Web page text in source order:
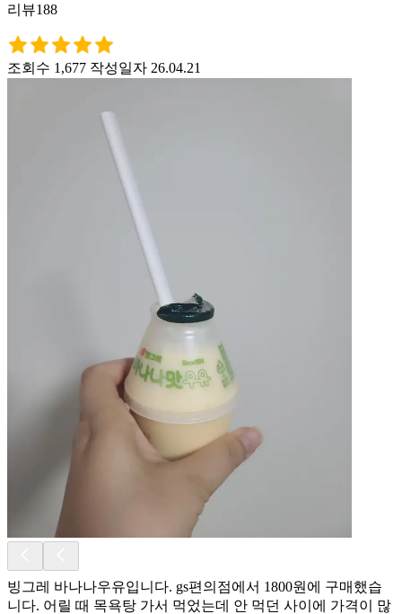
리뷰188
조회수 1,677 작성일자 26.04.21
빙그레 바나나우유입니다. gs편의점에서 1800원에 구매했습
니다. 어릴 때 목욕탕 가서 먹었는데 안 먹던 사이에 가격이 많